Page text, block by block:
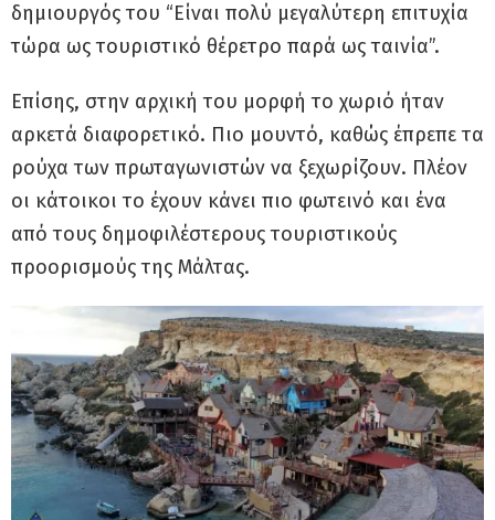
δημιουργός του “Είναι πολύ μεγαλύτερη επιτυχία
τώρα ως τουριστικό θέρετρο παρά ως ταινία”.
Επίσης, στην αρχική του μορφή το χωριό ήταν
αρκετά διαφορετικό. Πιο μουντό, καθώς έπρεπε τα
ρούχα των πρωταγωνιστών να ξεχωρίζουν. Πλέον
οι κάτοικοι το έχουν κάνει πιο φωτεινό και ένα
από τους δημοφιλέστερους τουριστικούς
προορισμούς της Μάλτας.